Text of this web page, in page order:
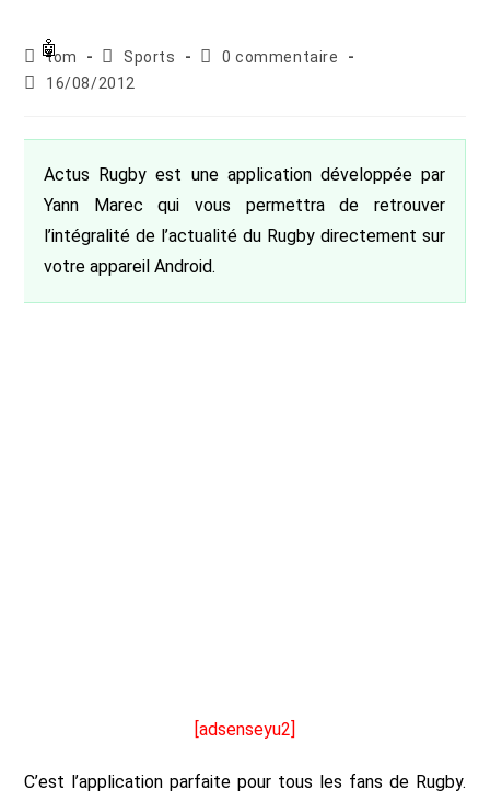
Auteur/autrice
de
tom
Post
category:
Sports
Commentaires
0 commentaire
Publication
16/08/2012
Actus Rugby est une application développée par
Yann Marec qui vous permettra de retrouver
l’intégralité de l’actualité du Rugby directement sur
votre appareil Android.
[adsenseyu2]
C’est l’application parfaite pour tous les fans de Rugby.